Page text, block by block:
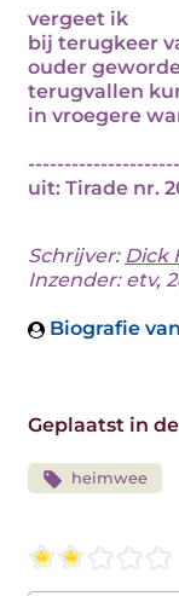
vergeet ik
bij terugkeer
ouder
terugvallen
in vroegere
uit: Tirade nr.
Schrijver: Dick
Inzender: etv,
Biografie
Geplaatst in
heimwee